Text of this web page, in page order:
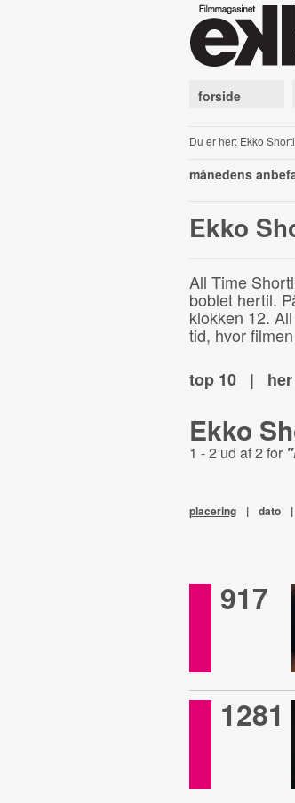
forside
Du er her: Ekko
månedens
Ekko
All Time
boblet hertil.
klokken 12.
tid, hvor
top 10
|
Ekko
1 - 2 ud af 2 for
placering | dato |
917
1281